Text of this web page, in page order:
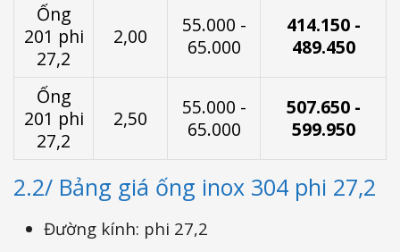
Ống
201 phi
27,2
2,00
55.000 -
65.000
414.150 -
489.450
Ống
201 phi
27,2
2,50
55.000 -
65.000
507.650 -
599.950
2.2/ Bảng giá ống inox 304 phi 27,2
Đường kính: phi 27,2